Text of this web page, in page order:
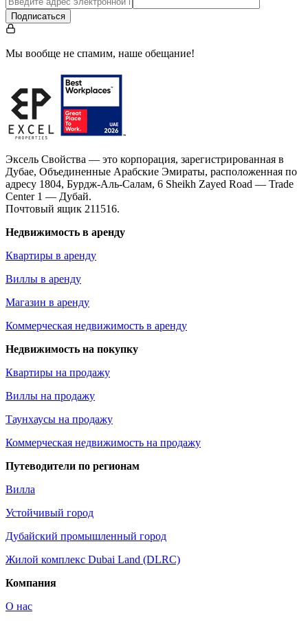
Подписаться
Мы вообще не спамим, наше обещание!
Эксель Свойства — это корпорация, зарегистрированная в
Дубае, Объединенные Арабские Эмираты, расположенная по
адресу 1804, Бурдж-Аль-Салам, 6 Sheikh Zayed Road — Trade
Center 1 — Дубай.
Почтовый ящик 211516.
Недвижимость в аренду
Квартиры в аренду
Виллы в аренду
Магазин в аренду
Коммерческая недвижимость в аренду
Недвижимость на покупку
Квартиры на продажу
Виллы на продажу
Таунхаусы на продажу
Коммерческая недвижимость на продажу
Путеводители по регионам
Вилла
Устойчивый город
Дубайский промышленный город
Жилой комплекс Dubai Land (DLRC)
Компания
О нас